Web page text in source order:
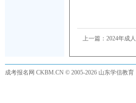
上一篇： 2024年成
成考报名网 CKBM.CN © 2005-2026 山东学信教